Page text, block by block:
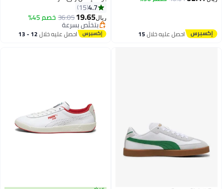
احصل عليه خلال15
2
4.7
15
ريال19.65
36.05خصم 45%
بتخلّص بسرعة
بتخلّص بسرعةاحصل عليه خلال 12 - 13